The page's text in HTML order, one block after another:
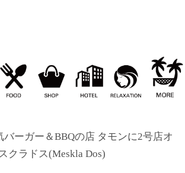
ーガー＆BBQの店 タモンに2号店オ
クラドス(Meskla Dos)